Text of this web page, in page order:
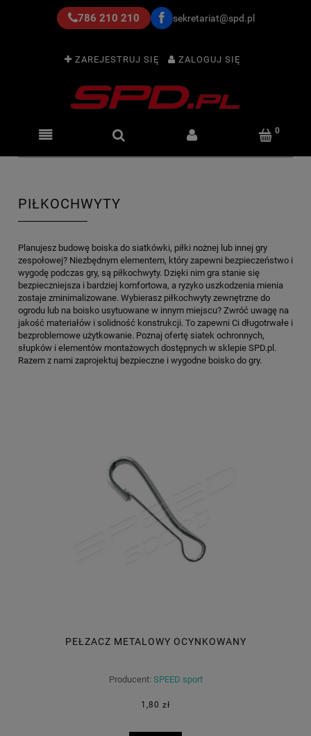
786 210 210 sekretariat@spd.pl
ZAREJESTRUJ SIĘ ZALOGUJ SIĘ
PIŁKOCHWYTY
Planujesz budowę boiska do siatkówki, piłki nożnej lub innej gry
zespołowej? Niezbędnym elementem, który zapewni bezpieczeństwo i
wygodę podczas gry, są piłkochwyty. Dzięki nim gra stanie się
bezpieczniejsza i bardziej komfortowa, a ryzyko uszkodzenia mienia
zostaje zminimalizowane. Wybierasz piłkochwyty zewnętrzne do
ogrodu lub na boisko usytuowane w innym miejscu? Zwróć uwagę na
jakość materiałów i solidność konstrukcji. To zapewni Ci długotrwałe i
bezproblemowe użytkowanie. Poznaj ofertę siatek ochronnych,
słupków i elementów montażowych dostępnych w sklepie SPD.pl.
Razem z nami zaprojektuj bezpieczne i wygodne boisko do gry.
PEŁZACZ METALOWY OCYNKOWANY
Producent: SPEED sport
1,80 zł